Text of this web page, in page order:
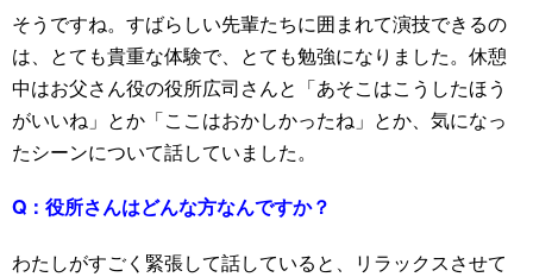
そうですね。すばらしい先輩たちに囲まれて演技できるの
は、とても貴重な体験で、とても勉強になりました。休憩
中はお父さん役の役所広司さんと「あそこはこうしたほう
がいいね」とか「ここはおかしかったね」とか、気になっ
たシーンについて話していました。
Q： 役所さんはどんな方なんですか？
わたしがすごく緊張して話していると、リラックスさせて